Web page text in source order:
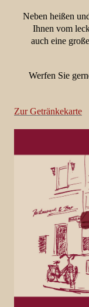
Neben heißen
Ihnen vom
auch eine
Werfen Sie
Zur Getränkekarte